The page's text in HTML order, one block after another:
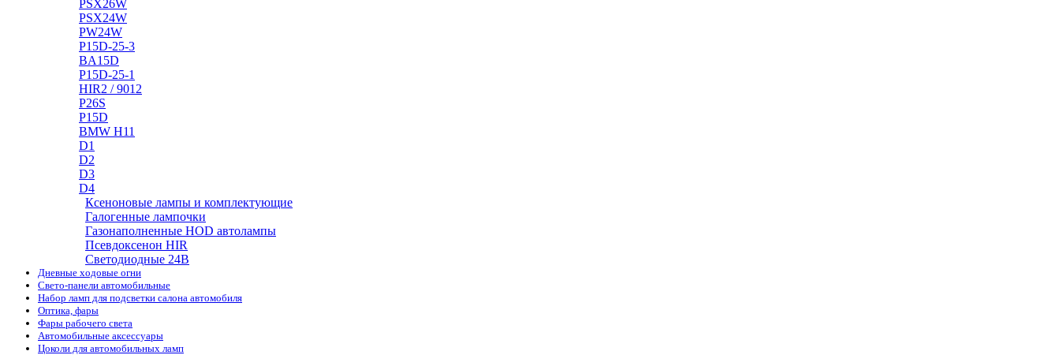
PSX26W
PSX24W
PW24W
P15D-25-3
BA15D
P15D-25-1
HIR2 / 9012
P26S
P15D
BMW H11
D1
D2
D3
D4
Ксеноновые лампы и комплектующие
Галогенные лампочки
Газонаполненные HOD автолампы
Псевдоксенон HIR
Cветодиодные 24B
Дневные ходовые огни
Свето-панели автомобильные
Набор ламп для подсветки салона автомобиля
Оптика, фары
Фары рабочего света
Автомобильные аксессуары
Цоколи для автомобильных ламп